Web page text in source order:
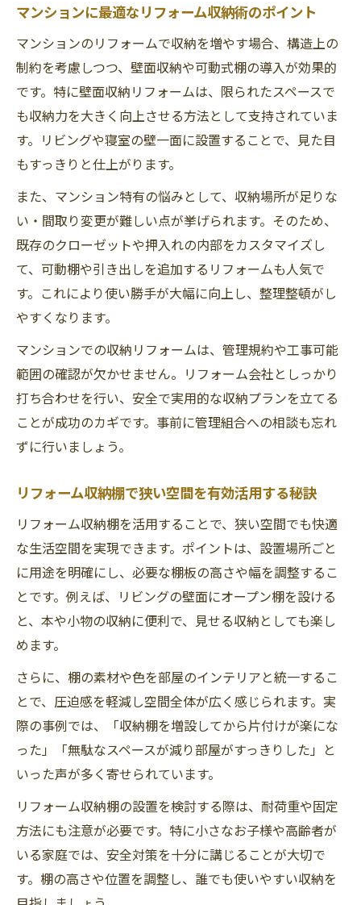
マンションに最適なリフォーム収納術のポイント
マンションのリフォームで収納を増やす場合、構造上の
制約を考慮しつつ、壁面収納や可動式棚の導入が効果的
です。特に壁面収納リフォームは、限られたスペースで
も収納力を大きく向上させる方法として支持されていま
す。リビングや寝室の壁一面に設置することで、見た目
もすっきりと仕上がります。
また、マンション特有の悩みとして、収納場所が足りな
い・間取り変更が難しい点が挙げられます。そのため、
既存のクローゼットや押入れの内部をカスタマイズし
て、可動棚や引き出しを追加するリフォームも人気で
す。これにより使い勝手が大幅に向上し、整理整頓がし
やすくなります。
マンションでの収納リフォームは、管理規約や工事可能
範囲の確認が欠かせません。リフォーム会社としっかり
打ち合わせを行い、安全で実用的な収納プランを立てる
ことが成功のカギです。事前に管理組合への相談も忘れ
ずに行いましょう。
リフォーム収納棚で狭い空間を有効活用する秘訣
リフォーム収納棚を活用することで、狭い空間でも快適
な生活空間を実現できます。ポイントは、設置場所ごと
に用途を明確にし、必要な棚板の高さや幅を調整するこ
とです。例えば、リビングの壁面にオープン棚を設ける
と、本や小物の収納に便利で、見せる収納としても楽し
めます。
さらに、棚の素材や色を部屋のインテリアと統一するこ
とで、圧迫感を軽減し空間全体が広く感じられます。実
際の事例では、「収納棚を増設してから片付けが楽にな
った」「無駄なスペースが減り部屋がすっきりした」と
いった声が多く寄せられています。
リフォーム収納棚の設置を検討する際は、耐荷重や固定
方法にも注意が必要です。特に小さなお子様や高齢者が
いる家庭では、安全対策を十分に講じることが大切で
す。棚の高さや位置を調整し、誰でも使いやすい収納を